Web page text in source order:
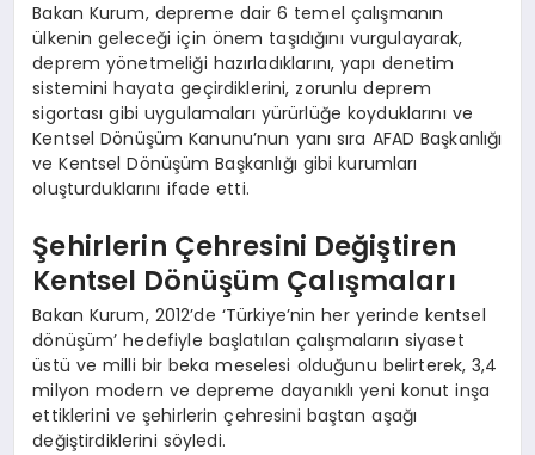
Bakan Kurum, depreme dair 6 temel çalışmanın
ülkenin geleceği için önem taşıdığını vurgulayarak,
deprem yönetmeliği hazırladıklarını, yapı denetim
sistemini hayata geçirdiklerini, zorunlu deprem
sigortası gibi uygulamaları yürürlüğe koyduklarını ve
Kentsel Dönüşüm Kanunu’nun yanı sıra AFAD Başkanlığı
ve Kentsel Dönüşüm Başkanlığı gibi kurumları
oluşturduklarını ifade etti.
Şehirlerin Çehresini Değiştiren
Kentsel Dönüşüm Çalışmaları
Bakan Kurum, 2012’de ‘Türkiye’nin her yerinde kentsel
dönüşüm’ hedefiyle başlatılan çalışmaların siyaset
üstü ve milli bir beka meselesi olduğunu belirterek, 3,4
milyon modern ve depreme dayanıklı yeni konut inşa
ettiklerini ve şehirlerin çehresini baştan aşağı
değiştirdiklerini söyledi.